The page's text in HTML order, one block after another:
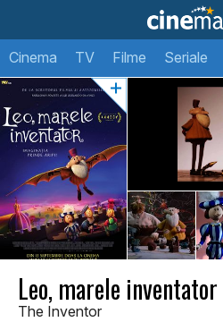
Cinema TV Filme Seriale
Leo, marele inventator
The Inventor